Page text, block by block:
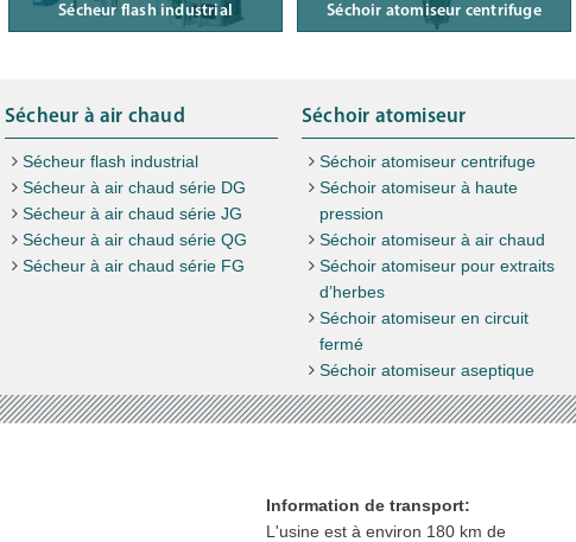
Sécheur flash industrial Séchoir atomiseur centrifuge
Sécheur à air chaud
Sécheur flash industrial
Sécheur à air chaud série DG
Sécheur à air chaud série JG
Sécheur à air chaud série QG
Sécheur à air chaud série FG
Séchoir atomiseur
Séchoir atomiseur centrifuge
Séchoir atomiseur à haute
pression
Séchoir atomiseur à air chaud
Séchoir atomiseur pour extraits
d’herbes
Séchoir atomiseur en circuit
fermé
Séchoir atomiseur aseptique
Information de transport:
L'usine est à environ 180 km de